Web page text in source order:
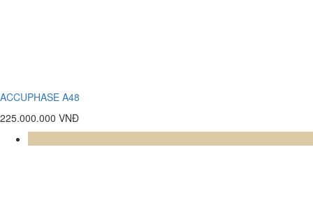
ACCUPHASE A48
225.000.000 VNĐ